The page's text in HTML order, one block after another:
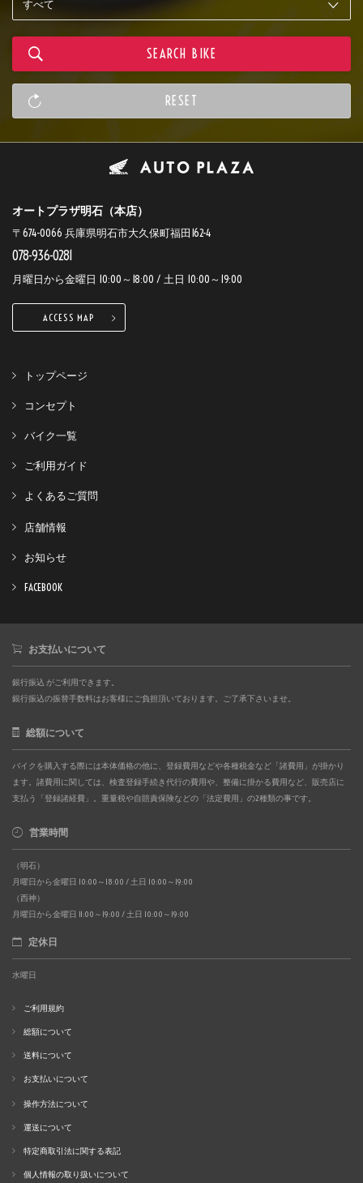
オートプラザ明石（本店）
〒674-0066 兵庫県明石市大久保町福田162-4
078-936-0281
月曜日から金曜日 10:00～18:00 / 土日 10:00～19:00
ACCESS MAP
トップページ
コンセプト
バイク一覧
ご利用ガイド
よくあるご質問
店舗情報
お知らせ
FACEBOOK
お支払いについて
銀行振込 がご利用できます。
銀行振込の振替手数料はお客様にご負担頂いております。ご了承下さいませ。
総額について
バイクを購入する際には本体価格の他に、登録費用などや各種税金など「諸費用」が掛かり
ます。諸費用に関しては、検査登録手続き代行の費用や、整備に掛かる費用など、販売店に
支払う「登録諸経費」。重量税や自賠責保険などの「法定費用」の2種類の事です。
営業時間
（明石）
月曜日から金曜日 10:00～18:00 / 土日 10:00～19:00
（西神）
月曜日から金曜日 11:00～19:00 / 土日 10:00～19:00
定休日
水曜日
ご利用規約
総額について
送料について
お支払いについて
操作方法について
運送について
特定商取引法に関する表記
個人情報の取り扱いについて